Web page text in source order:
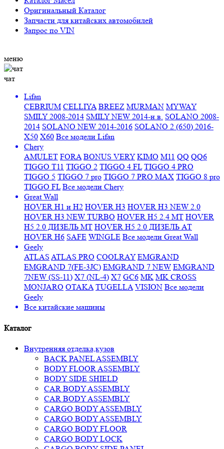
Оригинальный Каталог
Запчасти для китайских автомобилей
Запрос по VIN
меню
чат
Lifan
CEBRIUM CELLIYA BREEZ MURMAN MYWAY
SMILY 2008-2014 SMILY NEW 2014-н.в. SOLANO 2008-
2014 SOLANO NEW 2014-2016 SOLANO 2 (650) 2016-
X50 X60 Все модели Lifan
Chery
AMULET FORA BONUS VERY KIMO M11 QQ QQ6
TIGGO T11 TIGGO 2 TIGGO 4 FL TIGGO 4 PRO
TIGGO 5 TIGGO 7 pro TIGGO 7 PRO MAX TIGGO 8 pro
TIGGO FL Все модели Chery
Great Wall
HOVER H1 и H2 HOVER H3 HOVER H3 NEW 2.0
HOVER H3 NEW TURBO HOVER H5 2.4 МТ HOVER
H5 2.0 ДИЗЕЛЬ МТ HOVER H5 2.0 ДИЗЕЛЬ АТ
HOVER H6 SAFE WINGLE Все модели Great Wall
Geely
ATLAS ATLAS PRO COOLRAY EMGRAND
EMGRAND 7(FE-3JC) EMGRAND 7 NEW EMGRAND
7NEW (SS-11) X7 (NL-4) X7 GC6 MK MK CROSS
MONJARO OTAKA TUGELLA VISION Все модели
Geely
Все китайские машины
Каталог
Внутренняя отделка,кузов
BACK PANEL ASSEMBLY
BODY FLOOR ASSEMBLY
BODY SIDE SHIELD
CAR BODY ASSEMBLY
CAR BODY ASSEMBLY
CARGO BODY ASSEMBLY
CARGO BODY ASSEMBLY
CARGO BODY FLOOR
CARGO BODY LOCK